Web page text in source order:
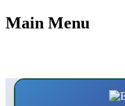
Main Menu